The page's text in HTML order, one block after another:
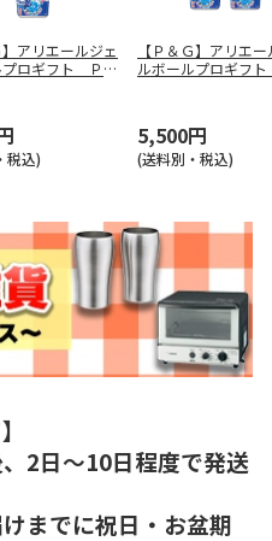
】アリエールジェ
プロギフト ＰＧ
税込)
【Ｐ＆Ｇ】アリエ
ルボールプロギフ
5,500円
(送料別・税込)
2日～10日程度で発送
までに祝日・お盆期